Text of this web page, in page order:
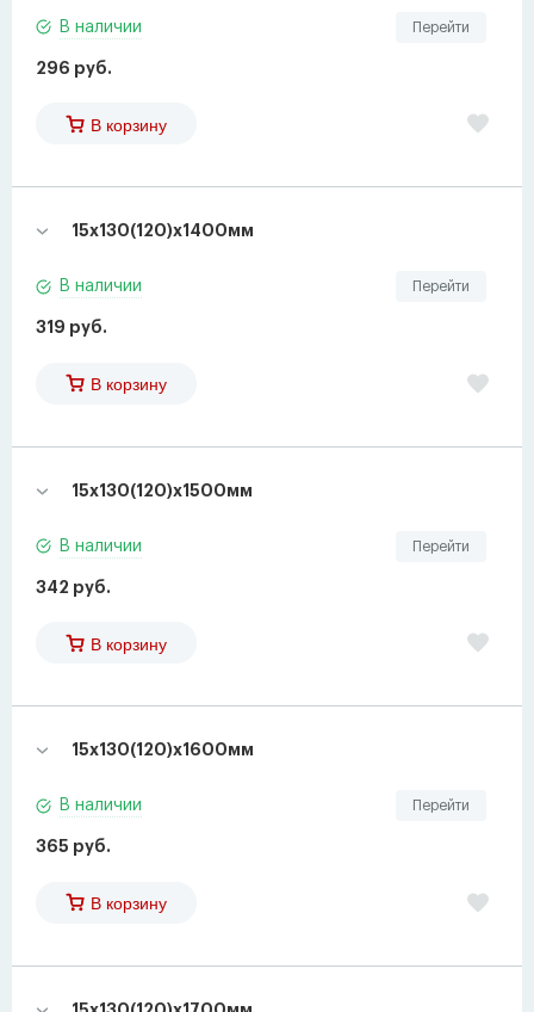
Перейти
В наличии
296 руб.
В корзину
15х130(120)х1400мм
Перейти
В наличии
319 руб.
В корзину
15х130(120)х1500мм
Перейти
В наличии
342 руб.
В корзину
15х130(120)х1600мм
Перейти
В наличии
365 руб.
В корзину